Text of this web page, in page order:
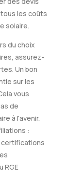
les coûts
solaire.
du choix
assurez-
Un bon
sur les
vous
de
à l'avenir.
:
certifications
RGE